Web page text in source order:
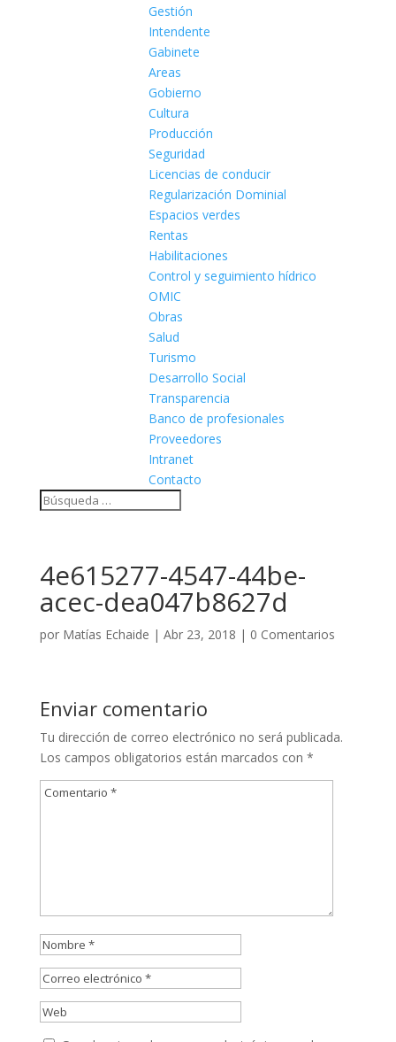
Gestión
Intendente
Gabinete
Areas
Gobierno
Cultura
Producción
Seguridad
Licencias de conducir
Regularización Dominial
Espacios verdes
Rentas
Habilitaciones
Control y seguimiento hídrico
OMIC
Obras
Salud
Turismo
Desarrollo Social
Transparencia
Banco de profesionales
Proveedores
Intranet
Contacto
4e615277-4547-44be-
acec-dea047b8627d
por Matías Echaide | Abr 23, 2018 | 0 Comentarios
Enviar comentario
Tu dirección de correo electrónico no será publicada.
Los campos obligatorios están marcados con *